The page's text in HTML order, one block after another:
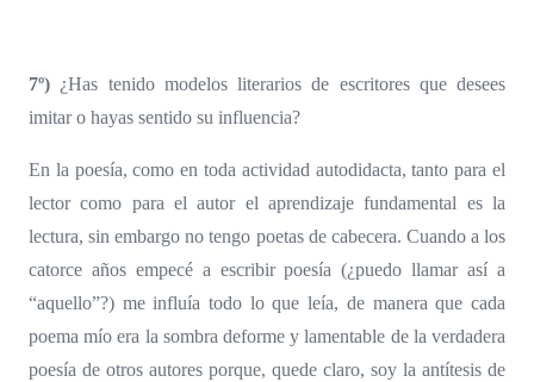
7º) ¿Has tenido modelos literarios de escritores que desees
imitar o hayas sentido su influencia?
En la poesía, como en toda actividad autodidacta, tanto para el
lector como para el autor el aprendizaje fundamental es la
lectura, sin embargo no tengo poetas de cabecera. Cuando a los
catorce años empecé a escribir poesía (¿puedo llamar así a
“aquello”?) me influía todo lo que leía, de manera que cada
poema mío era la sombra deforme y lamentable de la verdadera
poesía de otros autores porque, quede claro, soy la antítesis de